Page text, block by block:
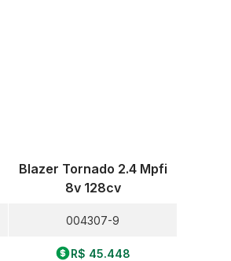
Blazer Tornado 2.4 Mpfi
8v 128cv
004307-9
R$ 45.448